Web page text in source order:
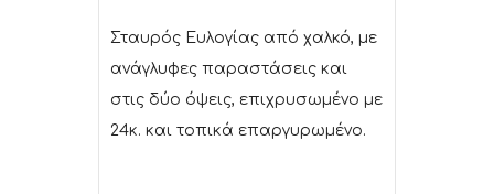
Σταυρός Ευλογίας από χαλκό, με
ανάγλυφες παραστάσεις και
στις δύο όψεις, επιχρυσωμένο με
24κ. και τοπικά επαργυρωμένο.